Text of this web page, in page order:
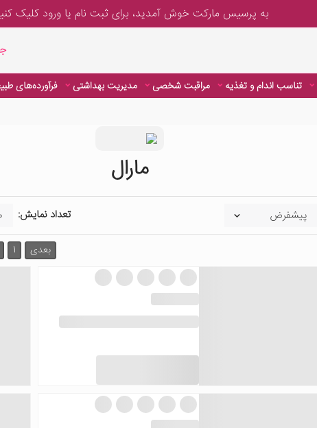
به پرسیس مارکت خوش آمدید، برایثبت نام یا ورودکلیک
تناسب اندام و تغذیه مراقبت شخصی مدیریت بهداشتی فرآورده‌های
مارال
تعداد نمایش:
1 بعدی